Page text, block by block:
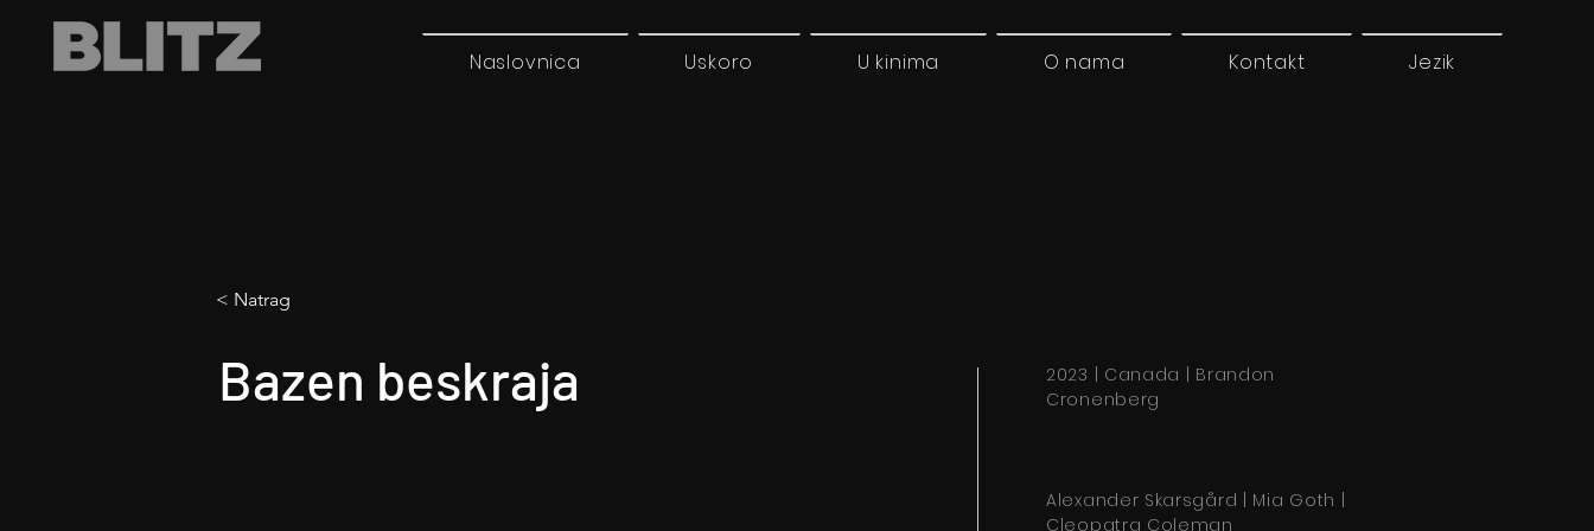
Naslovnica Uskoro U kinima O nama Kontakt Jezik
< Natrag
Bazen beskraja
2023 | Canada | Brandon
Cronenberg
Alexander Skarsgård | Mia Goth |
Cleopatra Coleman